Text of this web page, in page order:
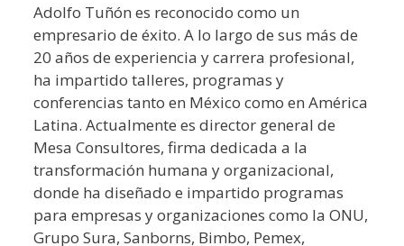
Adolfo Tuñón es reconocido como un
empresario de éxito. A lo largo de sus más de
20 años de experiencia y carrera profesional,
ha impartido talleres, programas y
conferencias tanto en México como en América
Latina. Actualmente es director general de
Mesa Consultores, firma dedicada a la
transformación humana y organizacional,
donde ha diseñado e impartido programas
para empresas y organizaciones como la ONU,
Grupo Sura, Sanborns, Bimbo, Pemex,